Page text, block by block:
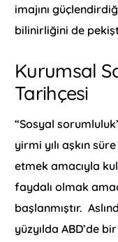
imajını
bilinirliğini de
Kurumsal
Tarihçesi
“Sosyal
yirmi yılı aşkın
etmek amacıyla
faydalı olmak
başlanmıştır.
yüzyılda ABD’de